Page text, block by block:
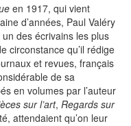
en 1917, qui vient
d’années, Paul Valéry
des écrivains les plus
circonstance qu’il rédige
et revues, français
de sa
en volumes par l’auteur
sur l’art, Regards sur
attendaient qu’on leur